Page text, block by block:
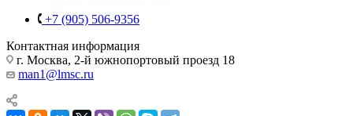
+7 (905) 506-9356
Контактная информация
г. Москва, 2-й южнопортовый проезд 18
man1@lmsc.ru